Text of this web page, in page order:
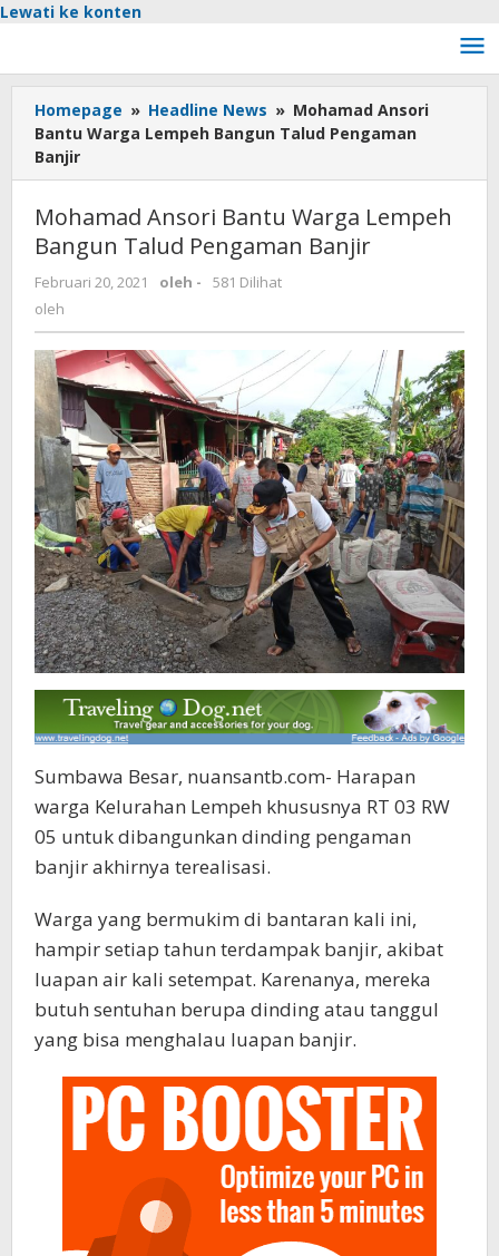
Lewati ke konten
Homepage » Headline News » Mohamad Ansori
Bantu Warga Lempeh Bangun Talud Pengaman
Banjir
Mohamad Ansori Bantu Warga Lempeh
Bangun Talud Pengaman Banjir
Februari 20, 2021 oleh -
581 Dilihat
oleh
Sumbawa Besar, nuansantb.com- Harapan
warga Kelurahan Lempeh khususnya RT 03 RW
05 untuk dibangunkan dinding pengaman
banjir akhirnya terealisasi.
Warga yang bermukim di bantaran kali ini,
hampir setiap tahun terdampak banjir, akibat
luapan air kali setempat. Karenanya, mereka
butuh sentuhan berupa dinding atau tanggul
yang bisa menghalau luapan banjir.